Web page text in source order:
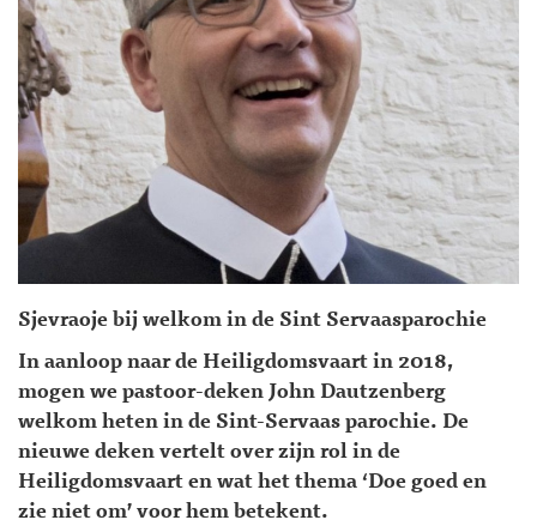
Sjevraoje bij welkom in de Sint Servaasparochie
In aanloop naar de Heiligdomsvaart in 2018,
mogen we pastoor-deken John Dautzenberg
welkom heten in de Sint-Servaas parochie. De
nieuwe deken vertelt over zijn rol in de
Heiligdomsvaart en wat het thema ‘Doe goed en
zie niet om’ voor hem betekent.